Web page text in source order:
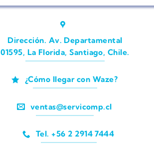
Dirección. Av. Departamental
01595, La Florida, Santiago, Chile.
¿Cómo llegar con Waze?
ventas@servicomp.cl
Tel. +56 2 2914 7444